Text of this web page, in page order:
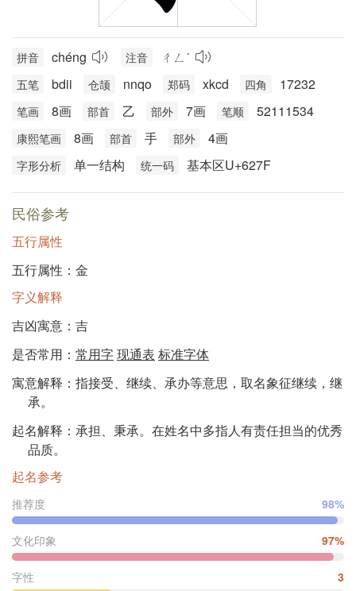
拼音 chéng 注音 ㄔㄥˊ
五笔 bdii 仓颉 nnqo 郑码 xkcd 四角 17232
笔画 8画 部首 乙 部外 7画 笔顺 52111534
康熙笔画 8画 部首 手 部外 4画
字形分析 单一结构 统一码 基本区U+627F
民俗参考
五行属性
五行属性：金
字义解释
吉凶寓意：吉
是否常用： 常用字现通表 标准字体
寓意解释：指接受、继续、承办等意思，取名象征继续，继
承。
起名解释：承担、秉承。在姓名中多指人有责任担当的优秀
品质。
起名参考
推荐度 98%
文化印象 97%
字性 3